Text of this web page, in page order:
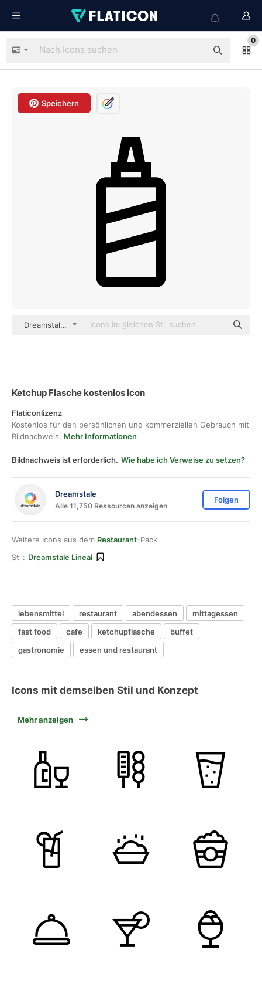
0
Speichern
Dreamstale Lineal
Ketchup Flasche kostenlos Icon
Flaticonlizenz
Kostenlos für den persönlichen und kommerziellen Gebrauch mit
Bildnachweis. Mehr Informationen
Bildnachweis ist erforderlich. Wie habe ich Verweise zu setzen?
Dreamstale
Alle 11,750 Ressourcen anzeigen
Folgen
Weitere Icons aus dem Restaurant-Pack
Stil: Dreamstale Lineal
lebensmittel restaurant abendessen
mittagessen
fast food
cafe ketchupflasche
buffet
gastronomie
essen und restaurant
Icons mit demselben Stil und Konzept
Mehr anzeigen